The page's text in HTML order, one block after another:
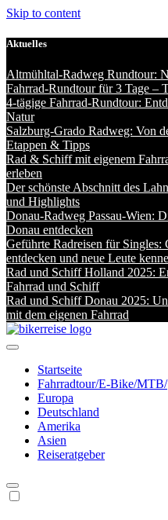
Skip to content
Aktuelles
Altmühltal-Radweg Rundtour:
Fahrrad-Rundtour für 3 Tage –
4-tägige Fahrrad-Rundtour:
Natur
Salzburg-Grado Radweg: Von
Etappen & Tipps
Rad & Schiff mit eigenem
erleben
Der schönste Abschnitt des
und Highlights
Donau-Radweg Passau-Wien:
Donau entdecken
Geführte Radreisen für Singles:
entdecken und neue Leute
Rad und Schiff Holland 2025:
Fahrrad und Schiff
Rad und Schiff Donau 2025:
mit dem eigenen Fahrrad
Startseite
Fahrradtour/E-Bike/MTB/
Europa
Deutschland
Amerika
Asien
Reiseratgeber